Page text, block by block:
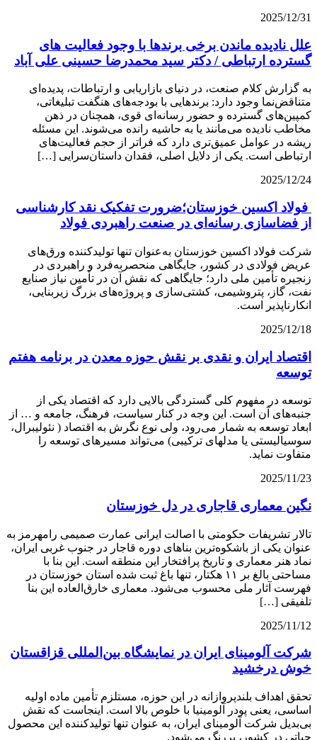
2025/12/31
علل نادیده ماندن برخی برندها با وجود فعالیت های
گسترده ارتباطی / دکتر سید محمدرضا حسینی علی آباد
به گزارش کلام صنعت، در دنیای بازاریابی و ارتباطات، پدیده‌ای
متناقض‌نما وجود دارد: برندهایی با بودجه‌های هنگفت تبلیغاتی،
کمپین‌های گسترده و حضور رسانه‌ای قوی، همچنان در ذهن
مخاطب نادیده می‌مانند یا به حاشیه رانده می‌شوند. این مسئله
ریشه در عوامل عمیق‌تری دارد که فراتر از حجم فعالیت‌های
ارتباطی است. یکی از دلایل اصلی، فقدان داستان‌سرایی […]
2025/12/24
فولاد اکسین خوزستان؛ضرورت تفکیک نقد کارشناسی
از فضاسازی رسانه‌ای در صنعت راهبردی فولاد
شرکت فولاد اکسین خوزستان به‌عنوان تنها تولیدکننده ورق‌های
عریض فولادی در کشور، جایگاهی منحصربه‌فرد و راهبردی در
زنجیره تأمین ملی دارد؛ جایگاهی که نقش آن در تأمین نیاز صنایع
نفت، گاز، پتروشیمی، کشتی‌سازی و پروژه‌های بزرگ زیربنایی،
انکارناپذیر است.
2025/12/18
اقتصاد ایران و نقدی بر نقش حوزه معدن در برنامه هفتم
توسعه
توسعه در مفهوم کلی گستردگی بالایی دارد که اقتصاد یکی از
جنبه‌های آن است. این وجه در کنار سیاست، فرهنگ، جامعه و … از
ابعاد توسعه به شمار می‌رود، ولی نوع نگرش به اقتصاد ( نئولیبرال،
سوسیالیستی یا مدلهای ترکیبی) می‌تواند مسیرهای توسعه را
متفاوت نماید.
2025/11/23
نگین معماری قاجاری در دل خوزستان
تالار تشریفات حکومتی با اصالت ایرانی عمارت صمیمی رامهرمز به
عنوان یکی از باشکوه‌ترین بناهای دوره قاجار در جنوب غربی ایران،
نماد هنر معماری و تاریخ پرافتخار این منطقه است. این بنا با
مساحتی بالغ بر ۱۱ هکتار، تنها باغ ثبت شده استان خوزستان در
فهرست آثار ملی محسوب می‌شود. معماری خارق‌العاده این بنا
تلفیقی […]
2025/11/12
شرکت آلومینای ایران در نمایشگاه بین‌المللی قزاقستان
خوش درخشید
تحقق اهداف بلندپروازانه در این حوزه، مستلزم تأمین ماده اولیه
اساسی، یعنی پودر آلومینیا با خلوص بالا است. اینجاست که نقش
بی‌بدیل شرکت آلومینای ایران، به عنوان تنها تولیدکننده این محصول
حیاتی در کشور، پررنگ می‌شود.